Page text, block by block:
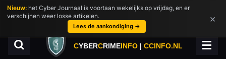
Ga
direct
hoofdinhoud
CYBERCRIMEINFO | CCINFO.NL
Nieuw: het Cyber Journaal is voortaan wekelijks op vrijdag, en er
verschijnen weer losse artikelen.
Lees de aankondiging →
×